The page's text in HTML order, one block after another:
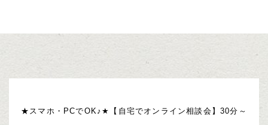
★スマホ・PCでOK♪★【自宅でオンライン相談会】30分～